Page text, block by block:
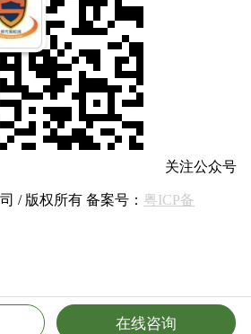
关注公众号
/ 版权所有 备案号： 粤ICP备
在线咨询